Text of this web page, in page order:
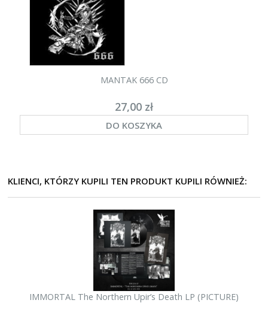
MANTAK 666 CD
27,00 zł
DO KOSZYKA
KLIENCI, KTÓRZY KUPILI TEN PRODUKT KUPILI RÓWNIEŻ:
IMMORTAL The Northern Upir’s Death LP (PICTURE)